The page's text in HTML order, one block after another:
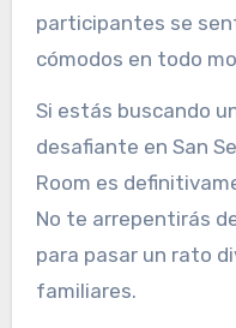
participantes se
cómodos en todo
Si estás buscando
desafiante en San
Room es
No te arrepentirás
para pasar un rato
familiares.